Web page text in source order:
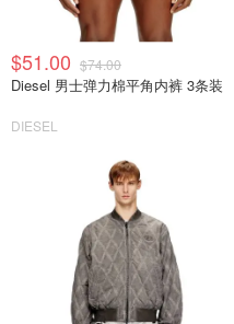
$51.00 $74.00
Diesel 男士弹力棉平角内裤 3条装
DIESEL